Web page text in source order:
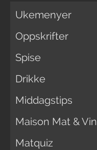
Ukemenyer
Oppskrifter
Spise
Drikke
Middagstips
Maison Mat & Vin
Matquiz